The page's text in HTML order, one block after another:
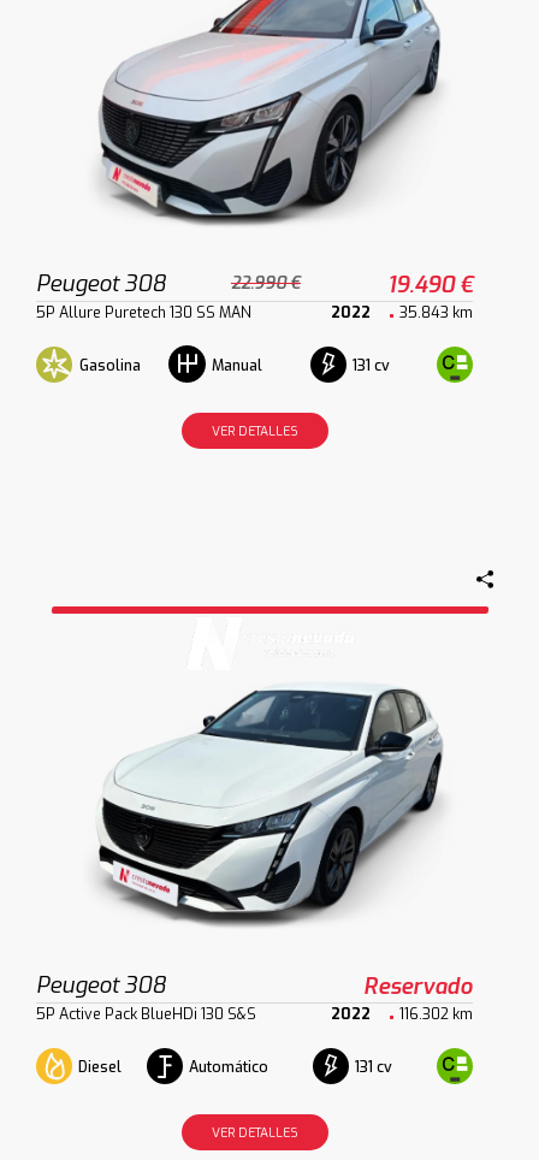
Peugeot 308 22.990 € 19.490 €
5P Allure Puretech 130 SS MAN 2022 35.843 km
Gasolina Manual 131 cv
VER DETALLES
Peugeot 308 Reservado
5P Active Pack BlueHDi 130 S&S 2022 116.302 km
Diesel Automático 131 cv
VER DETALLES